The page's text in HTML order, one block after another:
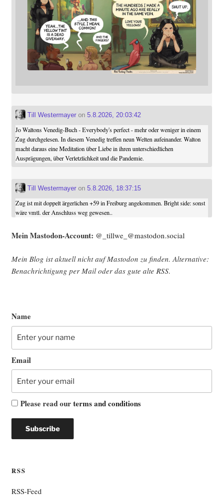
Till Westermayeron 5.8.2026, 20:03:42
Jo Waltons Venedig-Buch - Everybody's perfect - mehr oder weniger in einem
Zug durchgelesen. In diesem Venedig treffen neun Welten aufeinander. Walton
macht daraus eine Meditation über Liebe in ihren unterschiedlichen
Ausprägungen, über Verletzlichkeit und die Pandemie.
Till Westermayeron 5.8.2026, 18:37:15
Zug ist mit doppelt ärgerlichen +59 in Freiburg angekommen. Bright side: sonst
wäre vmtl. der Anschluss weg gewesen..
Mein Mast­o­don-Account: @_tillwe_@mastodon.social
Mein Blog ist aktu­ell nicht auf Mast­o­don zu fin­den. Alter­na­ti­ve:
Benach­rich­ti­gung per Mail oder das gute alte RSS.
Name
Email
Please read ourterms and conditions
RSS
RSS-Feed